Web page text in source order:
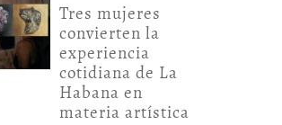
Tres mujeres
convierten la
experiencia
cotidiana de La
Habana en
materia artística